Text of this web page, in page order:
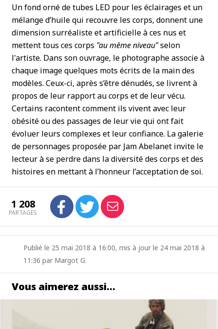
Un fond orné de tubes LED pour les éclairages et un
mélange d’huile qui recouvre les corps, donnent une
dimension surréaliste et artificielle à ces nus et
mettent tous ces corps "au même niveau"selon
l'artiste. Dans son ouvrage, le photographe associe à
chaque image quelques mots écrits de la main des
modèles. Ceux-ci, après s’être dénudés, se livrent à
propos de leur rapport au corps et de leur vécu.
Certains racontent comment ils vivent avec leur
obésité ou des passages de leur vie qui ont fait
évoluer leurs complexes et leur confiance. La galerie
de personnages proposée par Jam Abelanet invite le
lecteur à se perdre dans la diversité des corps et des
histoires en mettant à l’honneur l’acceptation de soi.
1 208
PARTAGES
Publié le 25 mai 2018 à 16:00, mis à jour le 24 mai 2018 à
11:36 par Margot G.
Vous aimerez aussi…